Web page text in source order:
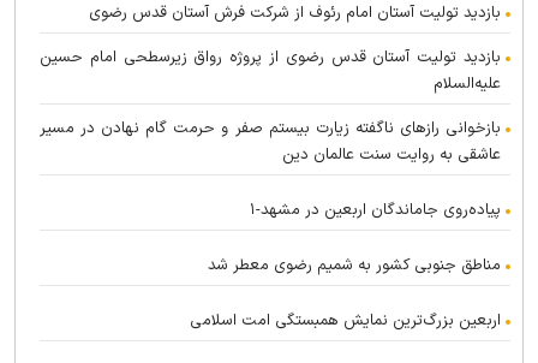
بازدید تولیت آستان امام رئوف از شرکت فرش آستان قدس رضوی
بازدید تولیت آستان قدس رضوی از پروژه رواق زیرسطحی امام حسین
علیه‌السلام
بازخوانی راز‌های ناگفته زیارت بیستم صفر و حرمت گام نهادن در مسیر
عاشقی به روایت سنت عالمان دین
پیاده‌روی جاماندگان اربعین در مشهد-۱
مناطق جنوبی کشور به شمیم رضوی معطر شد
اربعین بزرگ‌ترین نمایش همبستگی امت اسلامی